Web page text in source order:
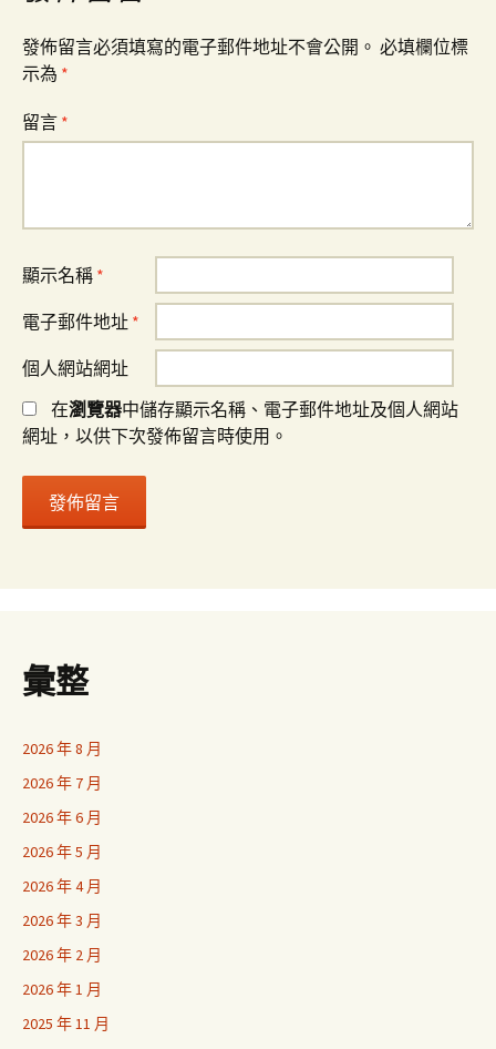
發佈留言必須填寫的電子郵件地址不會公開。 必填欄位標
示為 *
留言 *
顯示名稱 *
電子郵件地址 *
個人網站網址
在瀏覽器中儲存顯示名稱、電子郵件地址及個人網站
網址，以供下次發佈留言時使用。
彙整
2026 年 8 月
2026 年 7 月
2026 年 6 月
2026 年 5 月
2026 年 4 月
2026 年 3 月
2026 年 2 月
2026 年 1 月
2025 年 11 月